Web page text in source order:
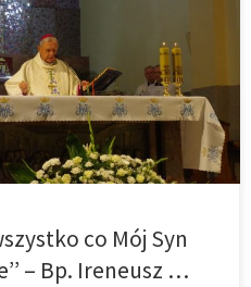
przewodniczył i homilie
Ireneusz Pękalski – Biskup
Łódzkiej. W uroczystości
Dekanatu Zgierskiego Ks. kan.
oraz Księżą Proboszczowie z
a także z Łodzi. Przybyły tez
co Mój Syn
– Bp. Ireneusz …